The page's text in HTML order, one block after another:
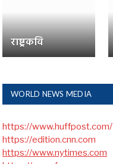
राष्ट्रकवि
WORLD NEWS MEDIA
https://www.huffpost.com/
https://edition.cnn.com
https://www.nytimes.com